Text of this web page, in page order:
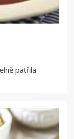
patřila